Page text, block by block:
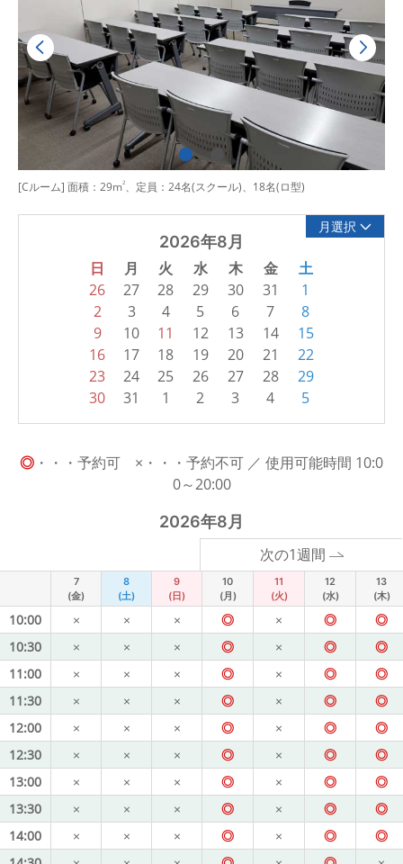
[Cルーム] 面積：29m2、定員：24名(スクール)、18名(ロ型)
月選択
2026年8月
日 月 火 水 木 金 土
26 27 28 29 30 31
1
2
3 4 5 6 7
8
9
10 11 12 13 14
15
16
17 18 19 20 21
22
23
24 25 26 27 28
29
30
31 1 2 3 4 5
◎ ・・・予約可 ×・・・予約不可 ／ 使用可能時間 10:0
0～20:00
2026年8月
次の1週間
7
(金)
8
(土)
9
(日)
10
(月)
11
(火)
12
(水)
13
(木)
10:00 × × × ◎ × ◎
◎
10:30
× × × ◎ × ◎
◎
11:00
× × × ◎ × ◎
◎
11:30
× × × ◎ × ◎
◎
12:00
× × × ◎ × ◎
◎
12:30
× × × ◎ × ◎
◎
13:00
× × × ◎ × ◎
◎
13:30
× × × ◎ × ◎
◎
14:00
× × × ◎ × ◎
◎